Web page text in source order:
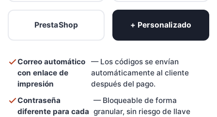
PrestaShop + Personalizado
Correo automático
con enlace de
impresión
— Los códigos se envían
automáticamente al cliente
después del pago.
Contraseña
diferente para cada
— Bloqueable de forma
granular, sin riesgo de llave